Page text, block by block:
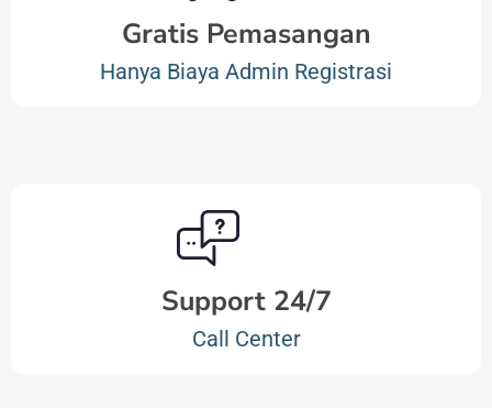
Gratis Pemasangan
Hanya Biaya Admin Registrasi
Support 24/7
Call Center